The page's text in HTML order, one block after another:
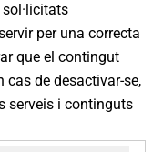
per una correcta
que el contingut
cas de desactivar-se,
serveis i continguts